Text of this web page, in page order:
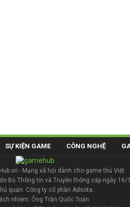
SỰ KIỆN GAME CÔNG NGHỆ
- Mạng xã hội dành cho game thủ Việt.
Bộ Thông tin và Truyền thông cấp ngày 16/
quản: Công ty cổ phần Adsota.
nhiệm: Ông Trần Quốc Toản.